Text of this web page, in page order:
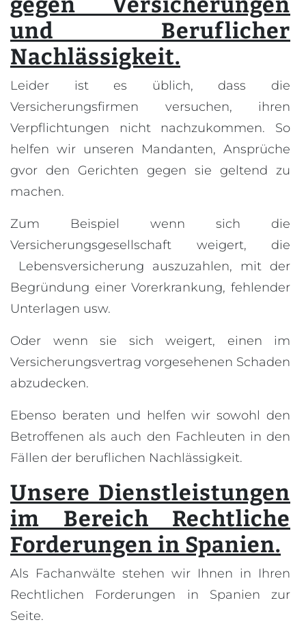
und Beruflicher
Nachlässigkeit.
Leider ist es üblich, dass die
Versicherungsfirmen versuchen, ihren
Verpflichtungen nicht nachzukommen. So
helfen wir unseren Mandanten, Ansprüche
gvor den Gerichten gegen sie geltend zu
machen.
Zum Beispiel wenn sich die
Versicherungsgesellschaft weigert, die
Lebensversicherung auszuzahlen, mit der
Begründung einer Vorerkrankung, fehlender
Unterlagen usw.
Oder wenn sie sich weigert, einen im
Versicherungsvertrag vorgesehenen Schaden
abzudecken.
Ebenso beraten und helfen wir sowohl den
Betroffenen als auch den Fachleuten in den
Fällen der beruflichen Nachlässigkeit.
Unsere Dienstleistungen
im Bereich Rechtliche
Forderungen in Spanien.
Als Fachanwälte stehen wir Ihnen in Ihren
Rechtlichen Forderungen in Spanien zur
Seite.